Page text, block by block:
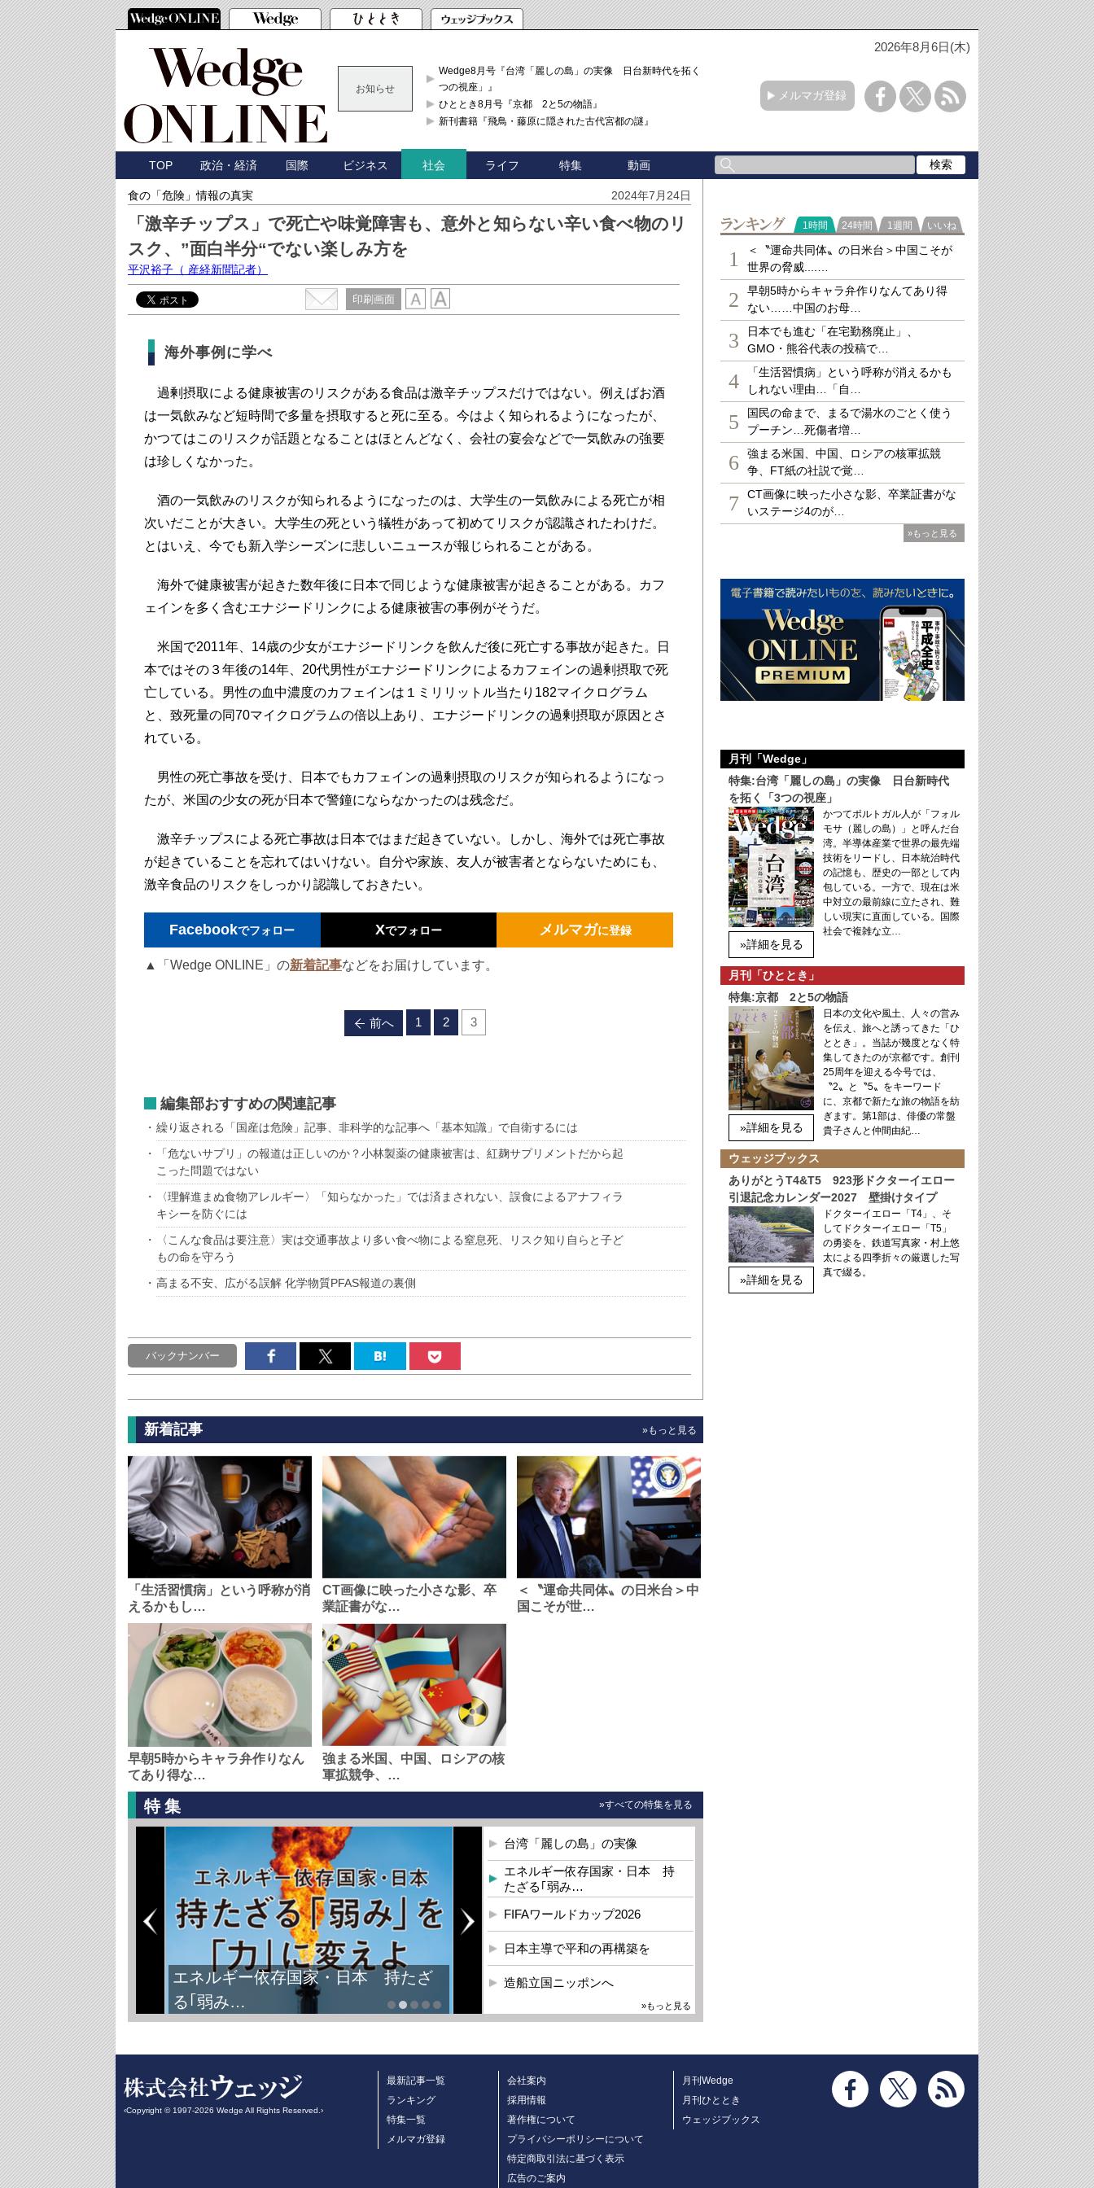
2026年8月6日(木)
お知らせ
Wedge8月号『台湾「麗しの島」の実像 日台新時代を拓く「3
つの視座」』
ひととき8月号『京都 2と5の物語』
新刊書籍『飛鳥・藤原に隠された古代宮都の謎』
メルマガ登録
TOP 政治・経済 国際 ビジネス 社会 ライフ 特集 動画
食の「危険」情報の真実 2024年7月24日
「激辛チップス」で死亡や味覚障害も、意外と知らない辛い食べ物のリ
スク、”面白半分“でない楽しみ方を
平沢裕子 （ 産経新聞記者）
印刷画面
海外事例に学べ
過剰摂取による健康被害のリスクがある食品は激辛チップスだけではない。例えばお酒
は一気飲みなど短時間で多量を摂取すると死に至る。今はよく知られるようになったが、
かつてはこのリスクが話題となることはほとんどなく、会社の宴会などで一気飲みの強要
は珍しくなかった。
酒の一気飲みのリスクが知られるようになったのは、大学生の一気飲みによる死亡が相
次いだことが大きい。大学生の死という犠牲があって初めてリスクが認識されたわけだ。
とはいえ、今でも新入学シーズンに悲しいニュースが報じられることがある。
海外で健康被害が起きた数年後に日本で同じような健康被害が起きることがある。カフ
ェインを多く含むエナジードリンクによる健康被害の事例がそうだ。
米国で2011年、14歳の少女がエナジードリンクを飲んだ後に死亡する事故が起きた。日
本ではその３年後の14年、20代男性がエナジードリンクによるカフェインの過剰摂取で死
亡している。男性の血中濃度のカフェインは１ミリリットル当たり182マイクログラム
と、致死量の同70マイクログラムの倍以上あり、エナジードリンクの過剰摂取が原因とさ
れている。
男性の死亡事故を受け、日本でもカフェインの過剰摂取のリスクが知られるようになっ
たが、米国の少女の死が日本で警鐘にならなかったのは残念だ。
激辛チップスによる死亡事故は日本ではまだ起きていない。しかし、海外では死亡事故
が起きていることを忘れてはいけない。自分や家族、友人が被害者とならないためにも、
激辛食品のリスクをしっかり認識しておきたい。
Facebookでフォロー Xでフォロー メルマガに登録
▲「Wedge ONLINE」の新着記事などをお届けしています。
前へ 1 2 3
編集部おすすめの関連記事
繰り返される「国産は危険」記事、非科学的な記事へ「基本知識」で自衛するには
「危ないサプリ」の報道は正しいのか？小林製薬の健康被害は、紅麹サプリメントだから起
こった問題ではない
〈理解進まぬ食物アレルギー〉「知らなかった」では済まされない、誤食によるアナフィラ
キシーを防ぐには
〈こんな食品は要注意〉実は交通事故より多い食べ物による窒息死、リスク知り自らと子ど
もの命を守ろう
高まる不安、広がる誤解 化学物質PFAS報道の裏側
バックナンバー
新着記事 »もっと見る
「生活習慣病」という呼称が消
えるかもし…
CT画像に映った小さな影、卒
業証書がな…
＜〝運命共同体〟の日米台＞中
国こそが世…
早朝5時からキャラ弁作りなん
てあり得な…
強まる米国、中国、ロシアの核
軍拡競争、…
特集 »すべての特集を見る
エネルギー依存国家・日本 持たざ
る｢弱み…
台湾「麗しの島」の実像
エネルギー依存国家・日本 持
たざる｢弱み…
FIFAワールドカップ2026
日本主導で平和の再構築を
造船立国ニッポンへ
»もっと見る
ランキング
1時間 24時間 1週間 いいね
1
＜〝運命共同体〟の日米台＞中国こそが
世界の脅威....…
2
早朝5時からキャラ弁作りなんてあり得
ない……中国のお母…
3
日本でも進む「在宅勤務廃止」、
GMO・熊谷代表の投稿で…
4
「生活習慣病」という呼称が消えるかも
しれない理由…「自…
5
国民の命まで、まるで湯水のごとく使う
プーチン…死傷者増…
6
強まる米国、中国、ロシアの核軍拡競
争、FT紙の社説で覚…
7
CT画像に映った小さな影、卒業証書がな
いステージ4のが…
»もっと見る
月刊「Wedge」
特集:台湾「麗しの島」の実像 日台新時代
を拓く「3つの視座」
»詳細を見る
かつてポルトガル人が「フォル
モサ（麗しの島）」と呼んだ台
湾。半導体産業で世界の最先端
技術をリードし、日本統治時代
の記憶も、歴史の一部として内
包している。一方で、現在は米
中対立の最前線に立たされ、難
しい現実に直面している。国際
社会で複雑な立…
月刊「ひととき」
特集:京都 2と5の物語
»詳細を見る
日本の文化や風土、人々の営み
を伝え、旅へと誘ってきた「ひ
ととき」。当誌が幾度となく特
集してきたのが京都です。創刊
25周年を迎える今号では、
〝2〟と〝5〟をキーワード
に、京都で新たな旅の物語を紡
ぎます。第1部は、俳優の常盤
貴子さんと仲間由紀…
ウェッジブックス
ありがとうT4&T5 923形ドクターイエロー
引退記念カレンダー2027 壁掛けタイプ
»詳細を見る
ドクターイエロー「T4」、そ
してドクターイエロー「T5」
の勇姿を、鉄道写真家・村上悠
太による四季折々の厳選した写
真で綴る。
‹Copyright © 1997-2026 Wedge All Rights Reserved.›
最新記事一覧
ランキング
特集一覧
メルマガ登録
会社案内
採用情報
著作権について
プライバシーポリシーについて
特定商取引法に基づく表示
広告のご案内
月刊Wedge
月刊ひととき
ウェッジブックス